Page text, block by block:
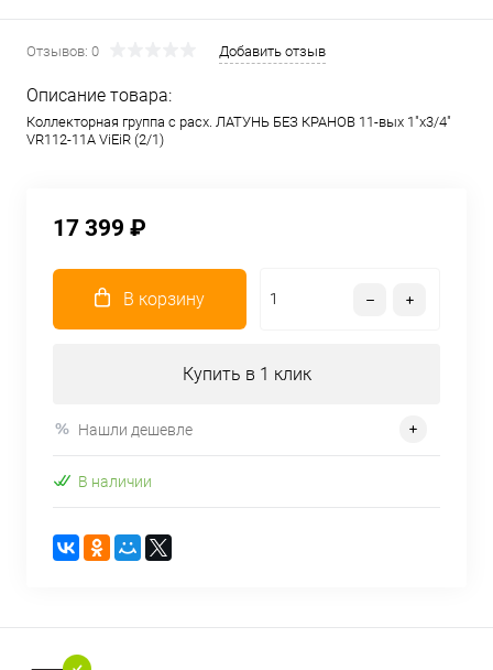
Отзывов: 0 Добавить отзыв
Описание товара:
Коллекторная группа с расх. ЛАТУНЬ БЕЗ КРАНОВ 11-вых 1"x3/4"
VR112-11A ViEiR (2/1)
17 399 ₽
В корзину
Купить в 1 клик
Нашли дешевле
В наличии